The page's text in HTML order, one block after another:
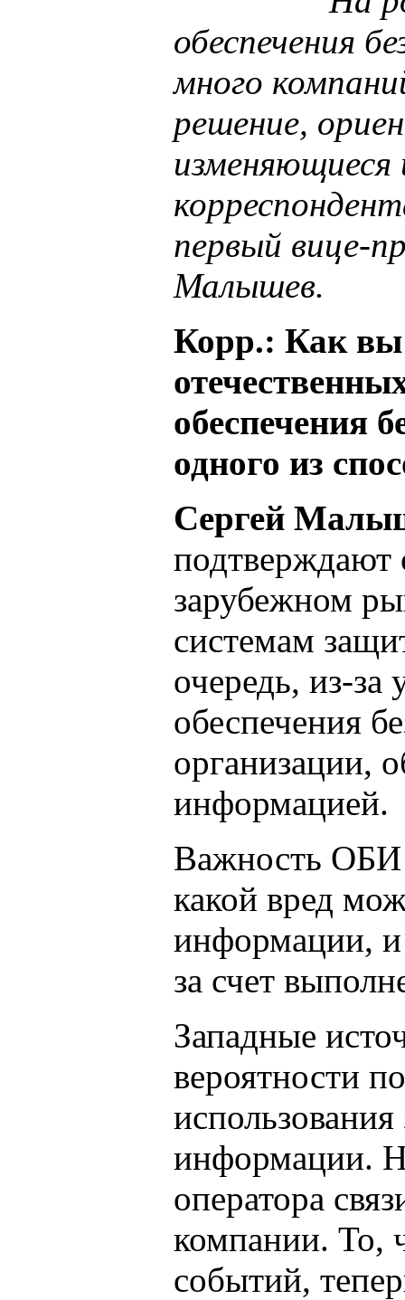
обеспечения
много
решение,
изменяющиеся
первый вице-
Малышев.
Корр.: Как вы
обеспечения
одного из
Сергей
подтверждают
зарубежном
системам
очередь, из-
обеспечения
организации,
информацией.
Важность ОБИ
какой вред
информации, и
за счет
Западные
вероятности
информации.
оператора
компании. То,
событий,